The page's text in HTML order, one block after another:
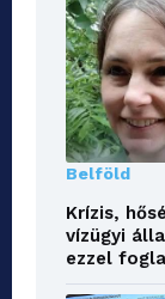
Belföld
Krízis,
vízügyi
ezzel